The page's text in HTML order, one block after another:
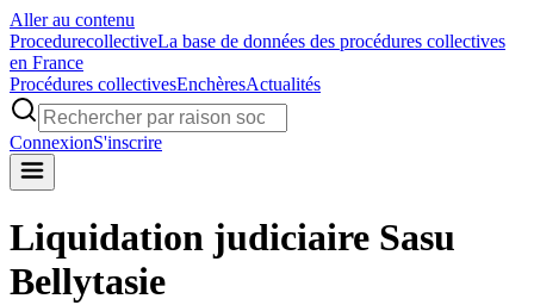
Aller au contenu
ProcedurecollectiveLa base de données des procédures collectives
en France
Procédures collectivesEnchèresActualités
ConnexionS'inscrire
Liquidation judiciaire Sasu
Bellytasie